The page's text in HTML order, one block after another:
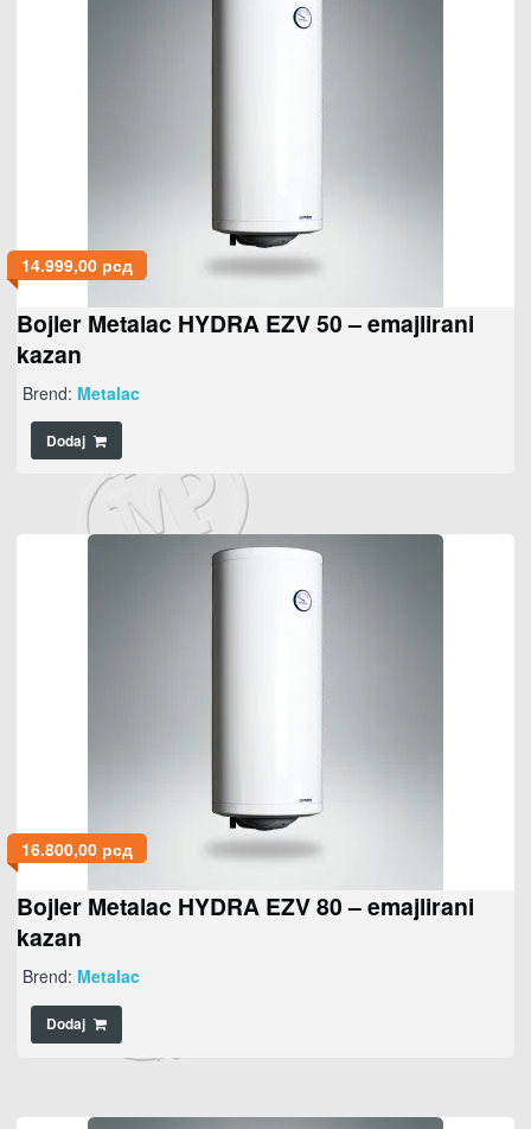
14.999,00 рсд
Bojler Metalac HYDRA EZV 50 – emajlirani
kazan
Brend: Metalac
Dodaj
16.800,00 рсд
Bojler Metalac HYDRA EZV 80 – emajlirani
kazan
Brend: Metalac
Dodaj